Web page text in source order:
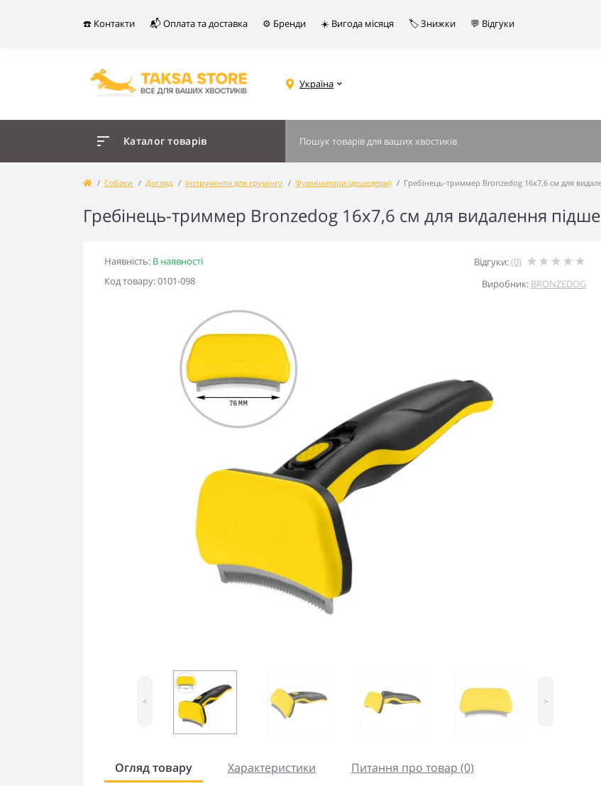
☎️ Контакти 📬 Оплата та доставка ⚙️ Бренди ☀️ Вигода місяця 🏷️ Знижки 💬 Відгуки
Україна
Каталог товарів
Собаки Догляд Інструменти для грумінгу Фурмінатори (дешедери) Гребінець-триммер Bronzedog 16х7,6 см для
Гребінець-триммер Bronzedog 16х7,6 см для видалення
Наявність: В наявності
Код товару: 0101-098
Відгуки:(0)
Виробник: BRONZEDOG
< >
Огляд товару Характеристики
Питання про товар (0)